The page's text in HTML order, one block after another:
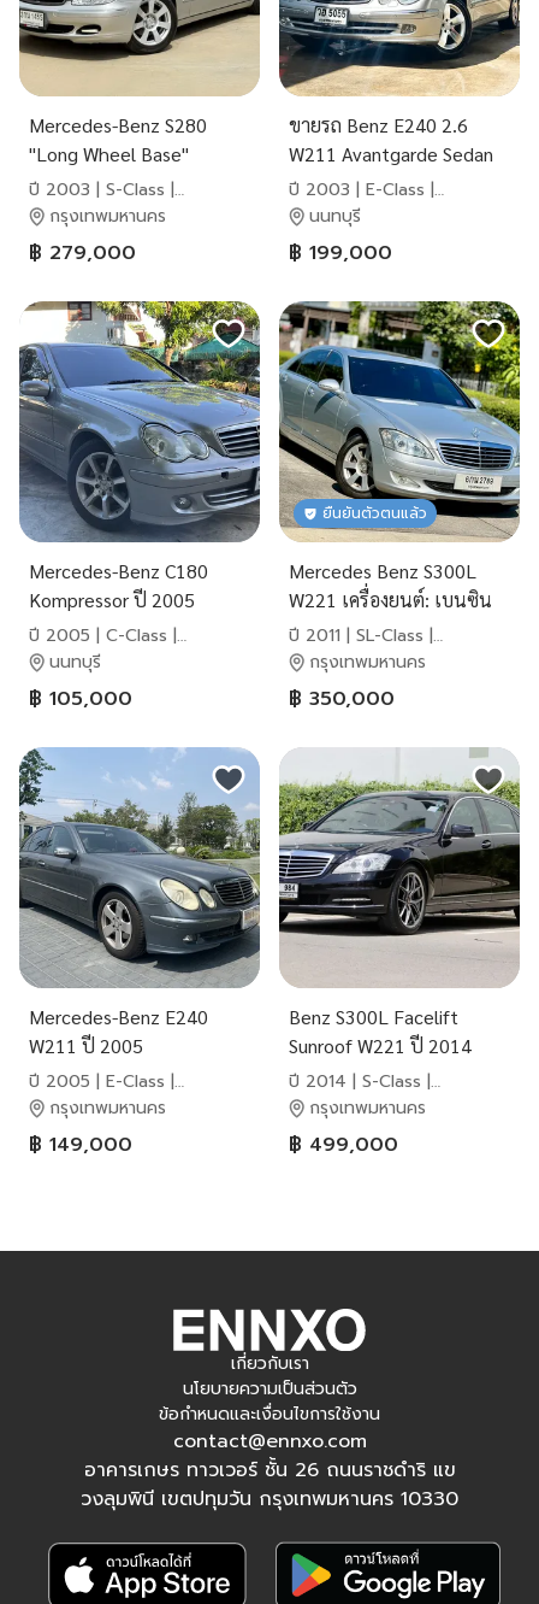
Mercedes-Benz S280
"Long Wheel Base"
(W220)2.8L V6
ปี 2003 | S-Class |
Mercedes-Benz
กรุงเทพมหานคร
฿ 279,000
ขายรถ Benz E240 2.6
W211 Avantgarde Sedan
ปี 2003 สีเทา เกียร์ออโต้
ปี 2003 | E-Class |
Mercedes-Benz
นนทบุรี
฿ 199,000
Mercedes-Benz C180
Kompressor ปี 2005
ปี 2005 | C-Class |
Mercedes-Benz
นนทบุรี
฿ 105,000
ยืนยันตัวตนแล้ว
Mercedes Benz S300L
W221 เครื่องยนต์: เบนซิน
เกียร์:AT ปี: 2007 จด:2011
สี:เทา ไมล์ 16x,xxx km.
ปี 2011 | SL-Class |
Mercedes-Benz
กรุงเทพมหานคร
฿ 350,000
Mercedes-Benz E240
W211 ปี 2005
ปี 2005 | E-Class |
Mercedes-Benz
กรุงเทพมหานคร
฿ 149,000
Benz S300L Facelift
Sunroof W221 ปี 2014
ปี 2014 | S-Class |
Mercedes-Benz
กรุงเทพมหานคร
฿ 499,000
เกี่ยวกับเรา
นโยบายความเป็นส่วนตัว
ข้อกำหนดและเงื่อนไขการใช้งาน
contact@ennxo.com
อาคารเกษร ทาวเวอร์ ชั้น 26 ถนนราชดำริ แข
วงลุมพินี เขตปทุมวัน กรุงเทพมหานคร 10330